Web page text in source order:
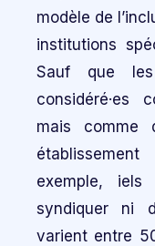
modèle de
institutions
Sauf que
considéré·es
mais comme
exemple,
syndiquer ni
varient entre